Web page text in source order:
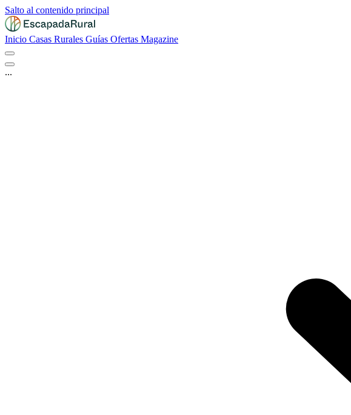
Salto al contenido principal
Inicio Casas Rurales Guías Ofertas Magazine
...